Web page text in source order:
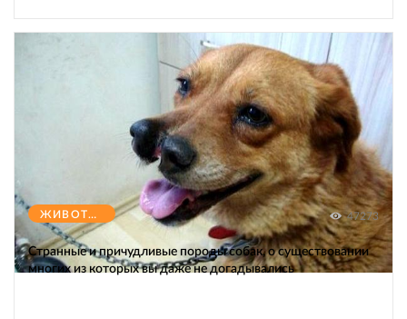
ЖИВОТНЫЕ 47273
Странные и причудливые породы собак, о существовании
многих из которых вы даже не догадывались